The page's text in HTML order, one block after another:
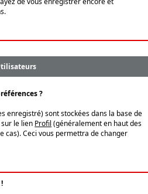
?
enregistré) sont stockées dans la base de
le lien Profil (généralement en haut des
cas). Ceci vous permettra de changer